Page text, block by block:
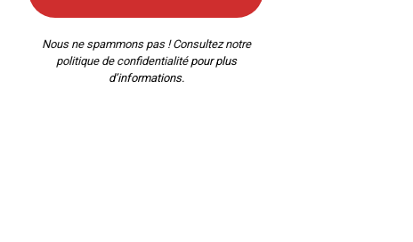
Nous ne spammons pas ! Consultez notre
politique de confidentialitépour plus
d’informations.